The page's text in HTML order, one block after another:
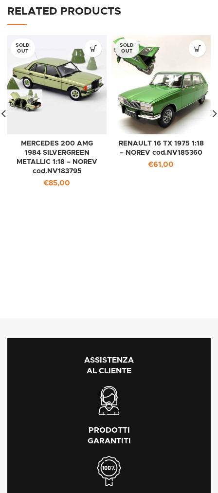
RELATED PRODUCTS
SOLD
OUT
MERCEDES 200 AMG
1984 SILVERGREEN
METALLIC 1:18 – NOREV
cod.NV183795
€85,00
SOLD
OUT
RENAULT 16 TX 1975 1:18
– NOREV cod.NV185360
€61,00
ASSISTENZA
AL CLIENTE
PRODOTTI
GARANTITI